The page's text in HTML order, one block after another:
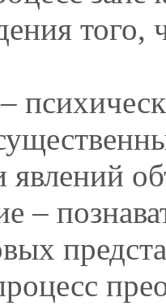
того,
явлений
–